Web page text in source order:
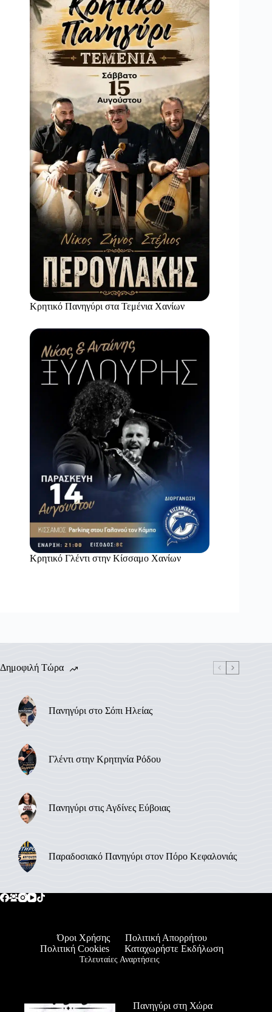
Κρητικό Πανηγύρι στα Τεμένια Χανίων
Κρητικό Γλέντι στην Κίσσαμο Χανίων
Δημοφιλή Τώρα
Πανηγύρι στο Σόπι Ηλείας
Γλέντι στην Κρητηνία Ρόδου
Πανηγύρι στις Αγδίνες Εύβοιας
Παραδοσιακό Πανηγύρι στον Πόρο Κεφαλονιάς
Όροι Χρήσης
Πολιτική Απορρήτου
Πολιτική Cookies
Καταχωρήστε Εκδήλωση
Τελευταίες Αναρτήσεις
Πανηγύρι στη Χώρα